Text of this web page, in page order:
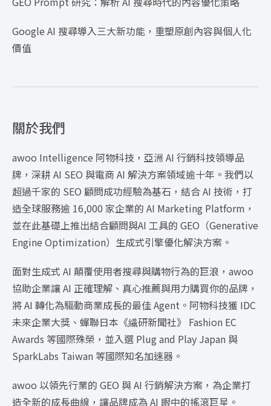
Google AI 搜尋導入三大新功能，重塑原創內容與個人化
價值
關於我們
awoo Intelligence 阿物科技，亞洲 AI 行銷科技領導品
牌，深耕 AI SEO 與電商 AI 解決方案領域逾十年。我們以
超過千家的 SEO 顧問成功經驗為基石，結合 AI 技術，打
造全球服務逾 16,000 家企業的 AI Marketing Platform，
並在此基礎上推出結合顧問與AI 工具的 GEO（Generative
Engine Optimization）生成式引擎優化解決方案。
面對生成式 AI 顛覆使用者搜尋與購物行為的巨浪，awoo
協助企業讓 AI 正確理解、真心推薦與用力購買你的品牌，
將 AI 轉化為驅動商業成長的最佳 Agent。阿物科技獲 IDC
未來企業大獎、蟬聯日本《繊研新聞社》 Fashion EC
Awards 等國際殊榮，並入選 Plug and Play Japan 與
SparkLabs Taiwan 等國際知名加速器。
awoo 以領先行業的 GEO 與 AI 行銷解決方案，為企業打
造全新的成長曲線，讓品牌成為 AI 眼中的搖滾巨星。